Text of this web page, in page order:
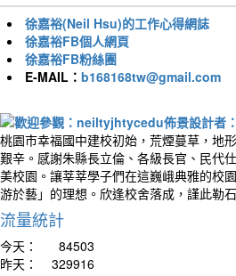
徐嘉裕(Neil Hsu)的工作心得網誌
徐嘉裕FB個人網頁
徐嘉裕FB粉絲團
E-MAIL： b168168tw@gmail.com
桃園市幸福國中建校初始，荒煙蔓草，地
艱辛。感謝朱縣長立倫、各級長官、民代
美校園。讓莘莘學子們在這巍峨典雅的校
游於藝」的理想。欣逢校舍落成，謹此勒
流量統計
今天：
84503
昨天：
329916